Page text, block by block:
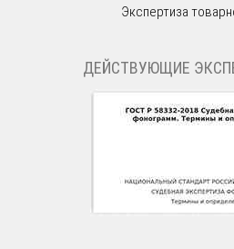
Экспертиза
ДЕЙСТВУЮЩИЕ